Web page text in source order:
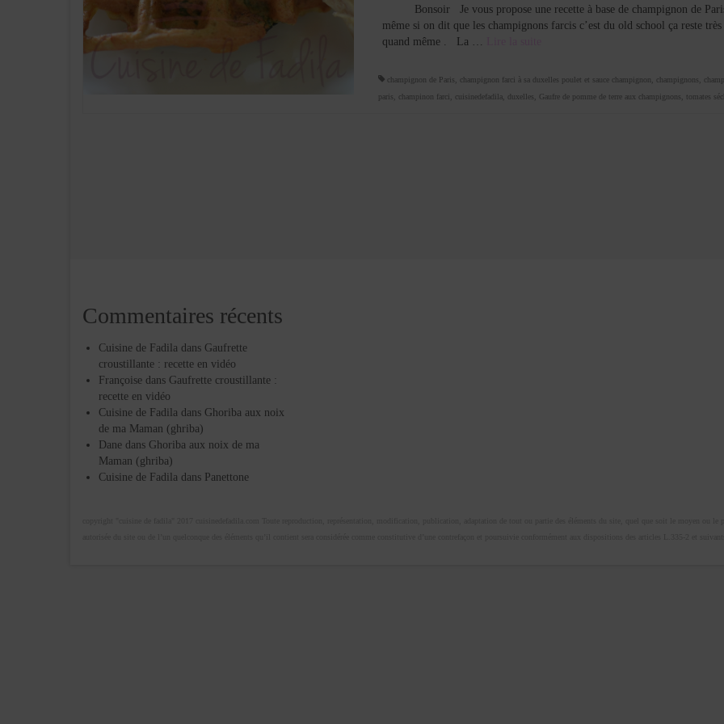
Bonsoir Je vous propose une recette à base de champignon de
même si on dit que les champignons farcis c’est du old school ça reste très
quand même . La …
champignon de Paris, champignon farci à sa duxelles poulet et sauce champignon, champignons,
paris, champinon farci, cuisinedefadila, duxelles, Gaufre de pomme de terre aux champignons, tomates
Commentaires récents
Cuisine de Fadila dans Gaufrette
croustillante : recette en vidéo
Françoise dans Gaufrette croustillante :
recette en vidéo
Cuisine de Fadila dans Ghoriba aux noix
de ma Maman (ghriba)
Dane dans Ghoriba aux noix de ma
Maman (ghriba)
Cuisine de Fadila dans Panettone